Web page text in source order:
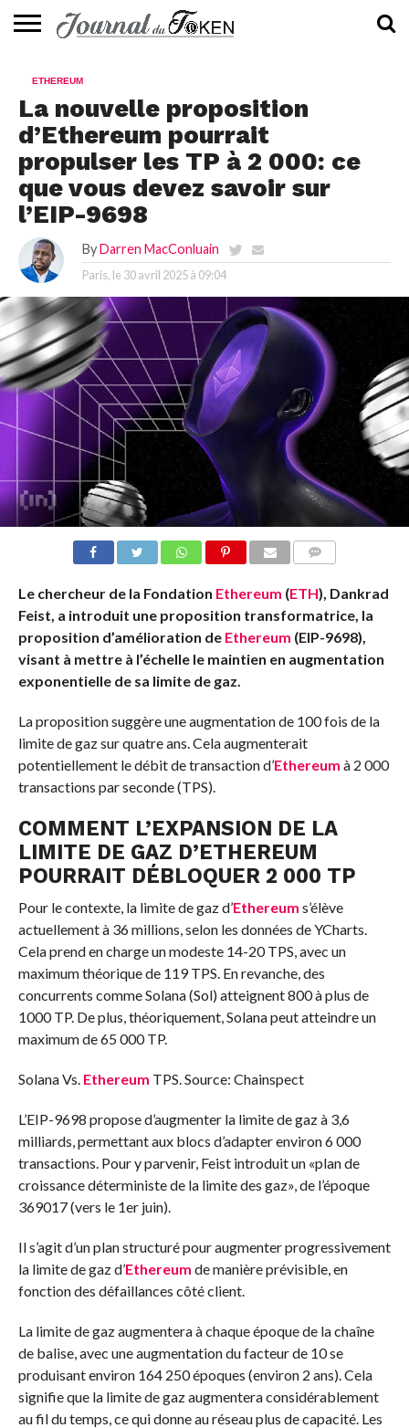
📰
EVALUATION
GUIDE
TENDANCES
À
CONTACTEZ-
ETHEREUM
La nouvelle proposition
d’Ethereum pourrait
propulser les TP à 2 000: ce
que vous devez savoir sur
l’EIP-9698
By Darren MacConluain
Paris, le 30 avril 2025 à 09:04
Le chercheur de la Fondation Ethereum (ETH), Dankrad
Feist, a introduit une proposition transformatrice, la
proposition d’amélioration de Ethereum (EIP-9698),
visant à mettre à l’échelle le maintien en augmentation
exponentielle de sa limite de gaz.
La proposition suggère une augmentation de 100 fois de la
limite de gaz sur quatre ans. Cela augmenterait
potentiellement le débit de transaction d’Ethereum à 2 000
transactions par seconde (TPS).
COMMENT L’EXPANSION DE LA
LIMITE DE GAZ D’ETHEREUM
POURRAIT DÉBLOQUER 2 000 TP
Pour le contexte, la limite de gaz d’Ethereum s’élève
actuellement à 36 millions, selon les données de YCharts.
Cela prend en charge un modeste 14-20 TPS, avec un
maximum théorique de 119 TPS. En revanche, des
concurrents comme Solana (Sol) atteignent 800 à plus de
1000 TP. De plus, théoriquement, Solana peut atteindre un
maximum de 65 000 TP.
Solana Vs. Ethereum TPS. Source: Chainspect
L’EIP-9698 propose d’augmenter la limite de gaz à 3,6
milliards, permettant aux blocs d’adapter environ 6 000
transactions. Pour y parvenir, Feist introduit un «plan de
croissance déterministe de la limite des gaz», de l’époque
369017 (vers le 1er juin).
Il s’agit d’un plan structuré pour augmenter progressivement
la limite de gaz d’Ethereum de manière prévisible, en
fonction des défaillances côté client.
La limite de gaz augmentera à chaque époque de la chaîne
de balise, avec une augmentation du facteur de 10 se
produisant environ 164 250 époques (environ 2 ans). Cela
signifie que la limite de gaz augmentera considérablement
au fil du temps, ce qui donne au réseau plus de capacité. Les